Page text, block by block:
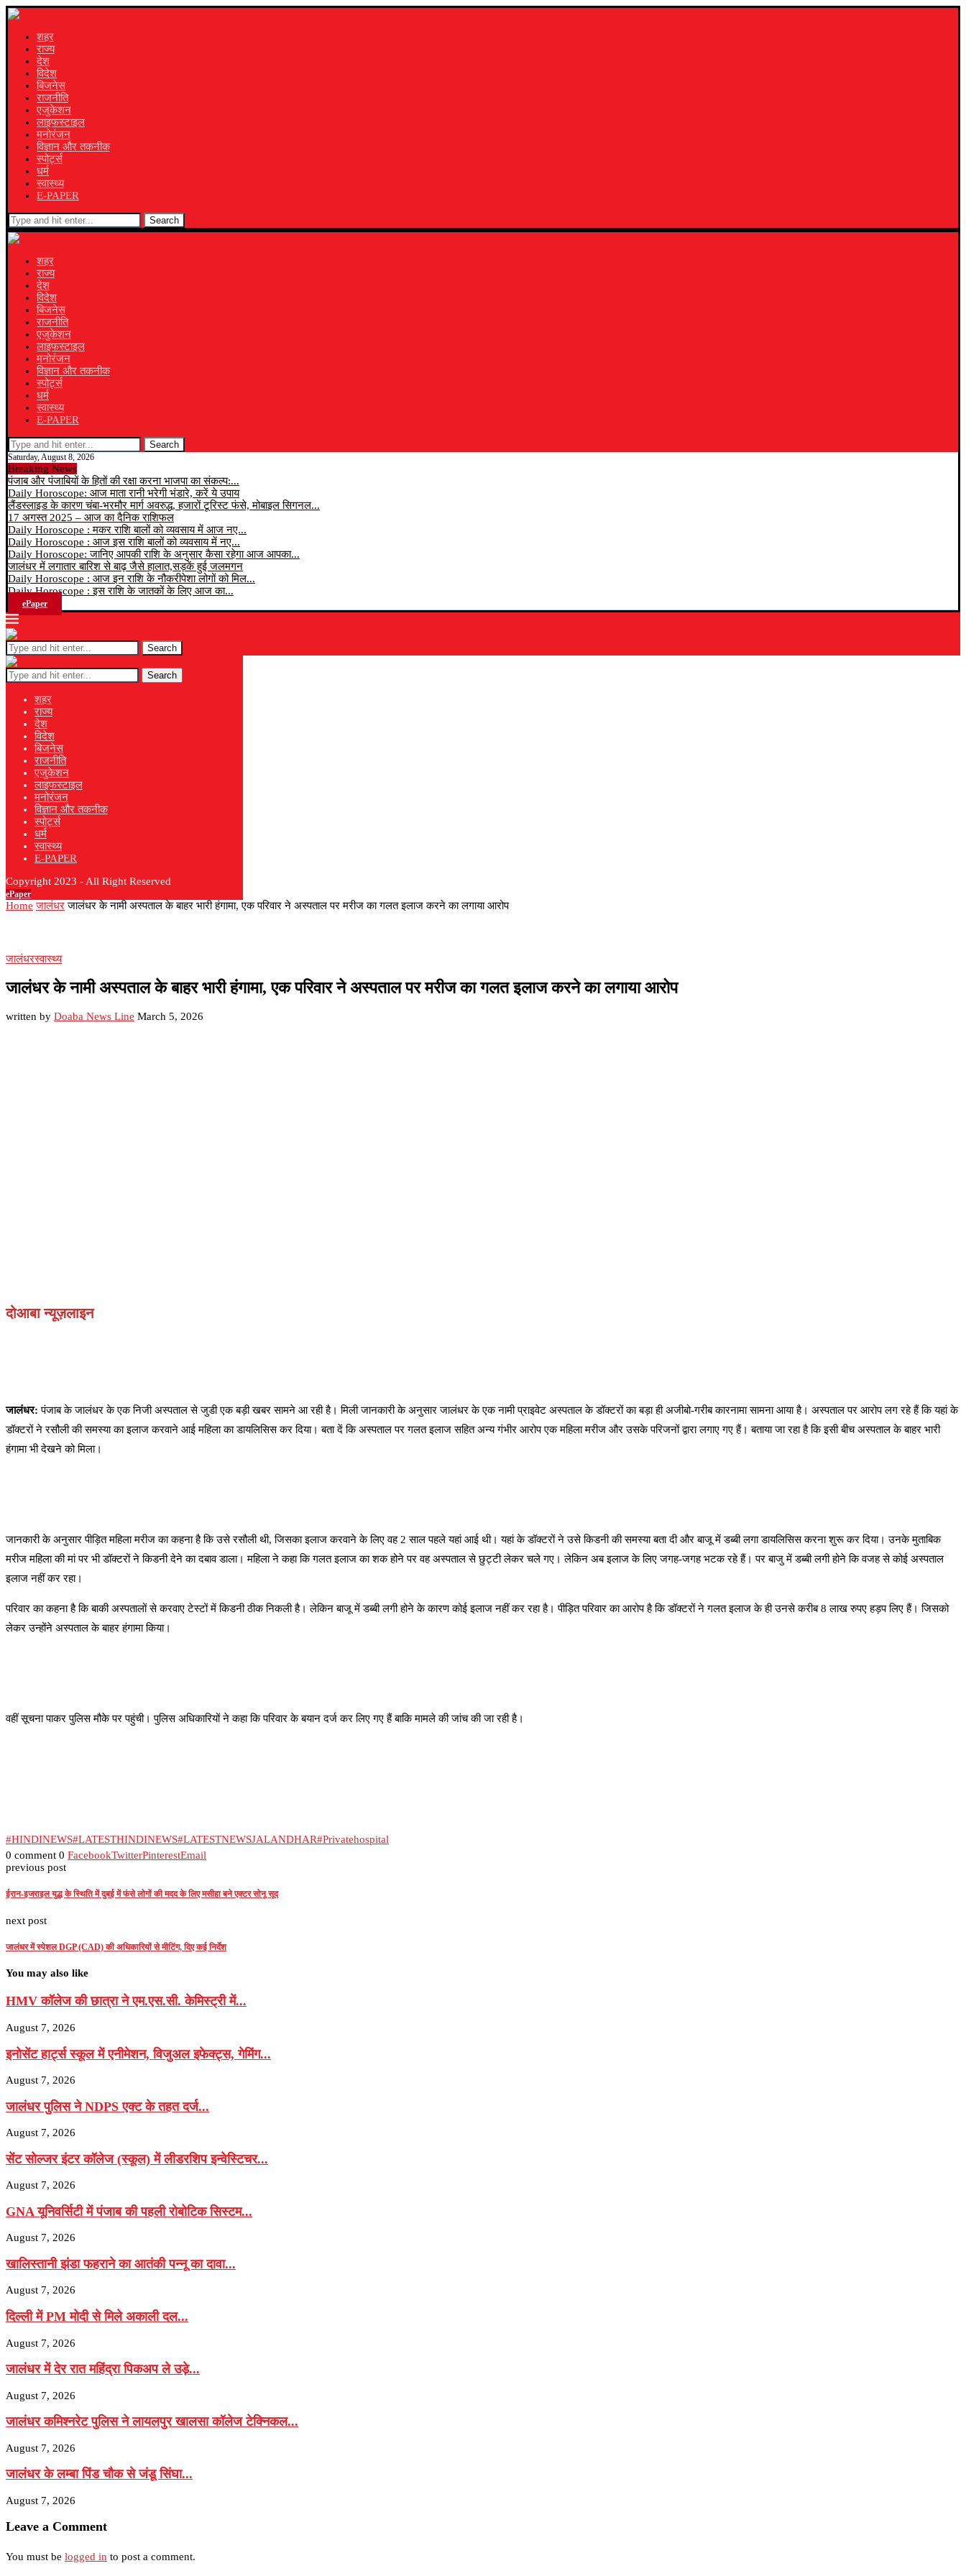
शहर
राज्य
देश
विदेश
बिजनेस
राजनीति
एजुकेशन
लाइफस्टाइल
मनोरंजन
विज्ञान और तकनीक
स्पोर्ट्स
धर्म
स्वास्थ्य
E-PAPER
Search
शहर
राज्य
देश
विदेश
बिजनेस
राजनीति
एजुकेशन
लाइफस्टाइल
मनोरंजन
विज्ञान और तकनीक
स्पोर्ट्स
धर्म
स्वास्थ्य
E-PAPER
Search
Saturday, August 8, 2026
Breaking News
पंजाब और पंजाबियों के हितों की रक्षा करना भाजपा का संकल्प:...
Daily Horoscope: आज माता रानी भरेगी भंडारे, करें ये उपाय
लैंडस्लाइड के कारण चंबा-भरमौर मार्ग अवरुद्ध, हजारों टूरिस्ट फंसे, मोबाइल सिगनल...
17 अगस्त 2025 – आज का दैनिक राशिफल
Daily Horoscope : मकर राशि बालों को व्यवसाय में आज नए...
Daily Horoscope : आज इस राशि बालों को व्यवसाय में नए...
Daily Horoscope: जानिए आपकी राशि के अनुसार कैसा रहेगा आज आपका...
जालंधर में लगातार बारिश से बाढ़ जैसे हालात,सड़कें हुई जलमगन
Daily Horoscope : आज इन राशि के नौकरीपेशा लोगों को मिल...
Daily Horoscope : इस राशि के जातकों के लिए आज का...
ePaper
Search
Search
शहर
राज्य
देश
विदेश
बिजनेस
राजनीति
एजुकेशन
लाइफस्टाइल
मनोरंजन
विज्ञान और तकनीक
स्पोर्ट्स
धर्म
स्वास्थ्य
E-PAPER
Copyright 2023 - All Right Reserved
ePaper
Home जालंधर जालंधर के नामी अस्पताल के बाहर भारी हंगामा, एक परिवार ने अस्पताल पर मरीज का गलत इलाज करने का लगाया आरोप
जालंधरस्वास्थ्य
जालंधर के नामी अस्पताल के बाहर भारी हंगामा, एक परिवार ने अस्पताल पर मरीज का गलत इलाज करने का लगाया आरोप
written by Doaba News Line March 5, 2026
दोआबा न्यूज़लाइन
जालंधर:पंजाब के जालंधर के एक निजी अस्पताल से जुडी एक बड़ी खबर सामने आ रही है। मिली जानकारी के अनुसार जालंधर के एक नामी प्राइवेट अस्पताल के डॉक्टरों का बड़ा ही अजीबो-गरीब कारनामा सामना आया है। अस्पताल पर आरोप लग रहे हैं कि यहां के
डॉक्टरों ने रसौली की समस्या का इलाज करवाने आई महिला का डायलिसिस कर दिया। बता दें कि अस्पताल पर गलत इलाज सहित अन्य गंभीर आरोप एक महिला मरीज और उसके परिजनों द्वारा लगाए गए हैं। बताया जा रहा है कि इसी बीच अस्पताल के बाहर भारी
हंगामा भी देखने को मिला।
जानकारी के अनुसार पीड़ित महिला मरीज का कहना है कि उसे रसौली थी, जिसका इलाज करवाने के लिए वह 2 साल पहले यहां आई थी। यहां के डॉक्टरों ने उसे किडनी की समस्या बता दी और बाजू में डब्बी लगा डायलिसिस करना शुरू कर दिया। उनके मुताबिक
मरीज महिला की मां पर भी डॉक्टरों ने किडनी देने का दबाव डाला। महिला ने कहा कि गलत इलाज का शक होने पर वह अस्पताल से छुट्टी लेकर चले गए। लेकिन अब इलाज के लिए जगह-जगह भटक रहे हैं। पर बाजु में डब्बी लगी होने कि वजह से कोई अस्पताल
इलाज नहीं कर रहा।
परिवार का कहना है कि बाकी अस्पतालों से करवाए टेस्टों में किडनी ठीक निकली है। लेकिन बाजू में डब्बी लगी होने के कारण कोई इलाज नहीं कर रहा है। पीड़ित परिवार का आरोप है कि डॉक्टरों ने गलत इलाज के ही उनसे करीब 8 लाख रुपए हड़प लिए हैं। जिसको
लेकर उन्होंने अस्पताल के बाहर हंगामा किया।
वहीं सूचना पाकर पुलिस मौके पर पहुंची। पुलिस अधिकारियों ने कहा कि परिवार के बयान दर्ज कर लिए गए हैं बाकि मामले की जांच की जा रही है।
#HINDINEWS#LATESTHINDINEWS#LATESTNEWSJALANDHAR#Privatehospital
0 comment 0 FacebookTwitterPinterestEmail
previous post
ईरान-इजराइल युद्ध के स्थिति में दुबई में फंसे लोगों की मदद के लिए मसीहा बने एक्टर सोनू सूद
next post
जालंधर में स्पेशल DGP (CAD) की अधिकारियों से मीटिंग, दिए कई निर्देश
You may also like
HMV कॉलेज की छात्रा ने एम.एस.सी. केमिस्ट्री में...
August 7, 2026
इनोसेंट हार्ट्स स्कूल में एनीमेशन, विजुअल इफेक्ट्स, गेमिंग...
August 7, 2026
जालंधर पुलिस ने NDPS एक्ट के तहत दर्ज...
August 7, 2026
सेंट सोल्जर इंटर कॉलेज (स्कूल) में लीडरशिप इन्वेस्टिचर...
August 7, 2026
GNA यूनिवर्सिटी में पंजाब की पहली रोबोटिक सिस्टम...
August 7, 2026
खालिस्तानी झंडा फहराने का आतंकी पन्नू का दावा...
August 7, 2026
दिल्ली में PM मोदी से मिले अकाली दल...
August 7, 2026
जालंधर में देर रात महिंद्रा पिकअप ले उड़े...
August 7, 2026
जालंधर कमिश्नरेट पुलिस ने लायलपुर खालसा कॉलेज टेक्निकल...
August 7, 2026
जालंधर के लम्बा पिंड चौक से जंडू सिंघा...
August 7, 2026
Leave a Comment
You must be logged in to post a comment.